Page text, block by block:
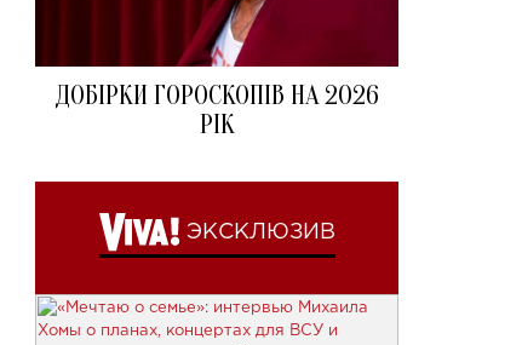
ДОБІРКИ ГОРОСКОПІВ НА 2026
РІК
ЭКСКЛЮЗИВ